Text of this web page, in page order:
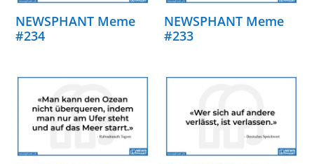
NEWSPHANT Meme
#234
NEWSPHANT Meme
#233